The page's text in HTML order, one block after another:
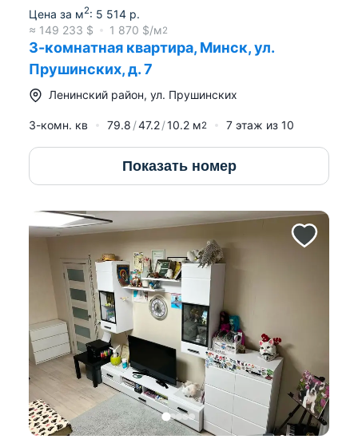
Цена за м2: 5 514 р.
≈ 149 233 $ 1 870 $/м2
3-комнатная квартира, Минск, ул.
Прушинских, д. 7
Ленинский район, ул. Прушинских
3-комн. кв 79.8 47.2 10.2 м2 7 этаж из 10
Показать номер